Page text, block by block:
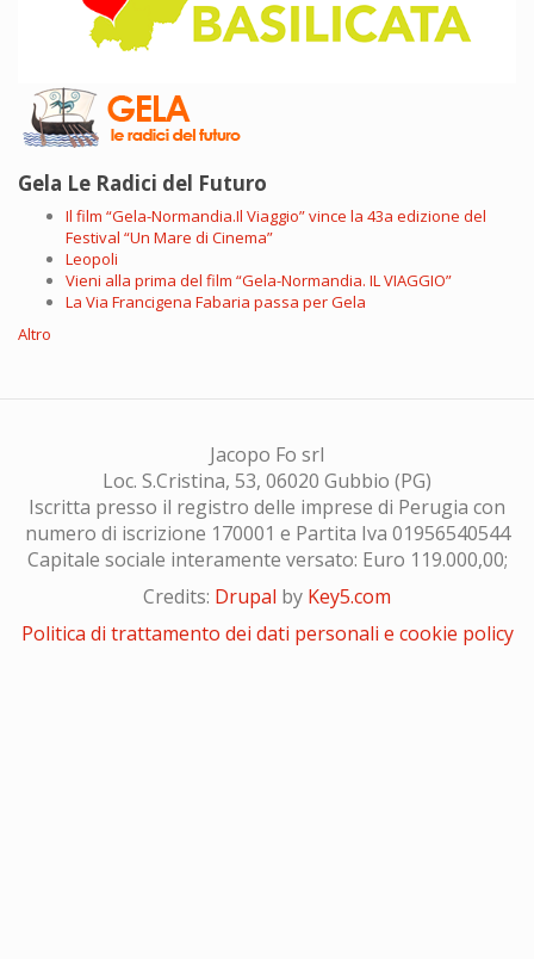
Gela Le Radici del Futuro
Il film “Gela-Normandia.Il Viaggio” vince la 43a edizione del
Festival “Un Mare di Cinema”
Leopoli
Vieni alla prima del film “Gela-Normandia. IL VIAGGIO”
La Via Francigena Fabaria passa per Gela
Altro
Jacopo Fo srl
Loc. S.Cristina, 53, 06020 Gubbio (PG)
Iscritta presso il registro delle imprese di Perugia con
numero di iscrizione 170001 e Partita Iva 01956540544
Capitale sociale interamente versato: Euro 119.000,00;
Credits: Drupal by Key5.com
Politica di trattamento dei dati personali e cookie policy